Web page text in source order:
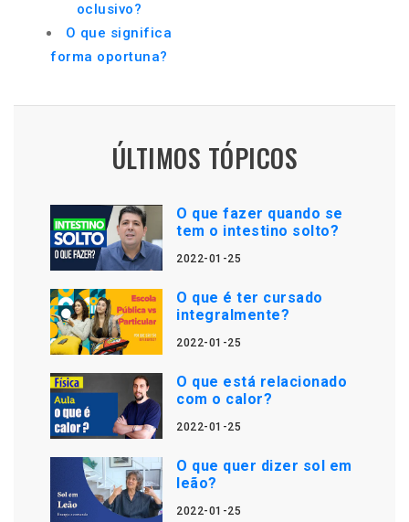
oclusivo?
O que significa
forma oportuna?
ÚLTIMOS TÓPICOS
O que fazer quando se
tem o intestino solto?
2022-01-25
O que é ter cursado
integralmente?
2022-01-25
O que está relacionado
com o calor?
2022-01-25
O que quer dizer sol em
leão?
2022-01-25